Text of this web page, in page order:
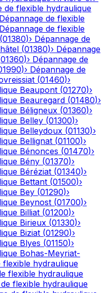
de flexible hydraulique
Dépannage de flexible
Dépannage de flexible
(01380)› Dépannage de
(01380)› Dépannage
01360)› Dépannage de
)› Dépannage de
(01460)›
Beaupont (01270)›
Beauregard (01480)›
Béligneux (01360)›
Belley (01300)›
Belleydoux (01130)›
Bellignat (01100)›
Bénonces (01470)›
Bény (01370)›
Béréziat (01340)›
Bettant (01500)›
Bey (01290)›
Beynost (01700)›
Billiat (01200)›
Birieux (01330)›
Biziat (01290)›
Blyes (01150)›
Bohas-Meyriat-
flexible hydraulique
flexible hydraulique
flexible hydraulique